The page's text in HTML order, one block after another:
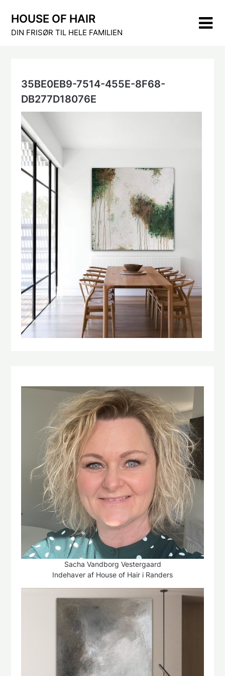
content
HOUSE OF HAIR
DIN FRISØR TIL HELE FAMILIEN
35BE0EB9-7514-455E-8F68-
DB277D18076E
Sacha Vandborg Vestergaard
Indehaver af House of Hair i Randers